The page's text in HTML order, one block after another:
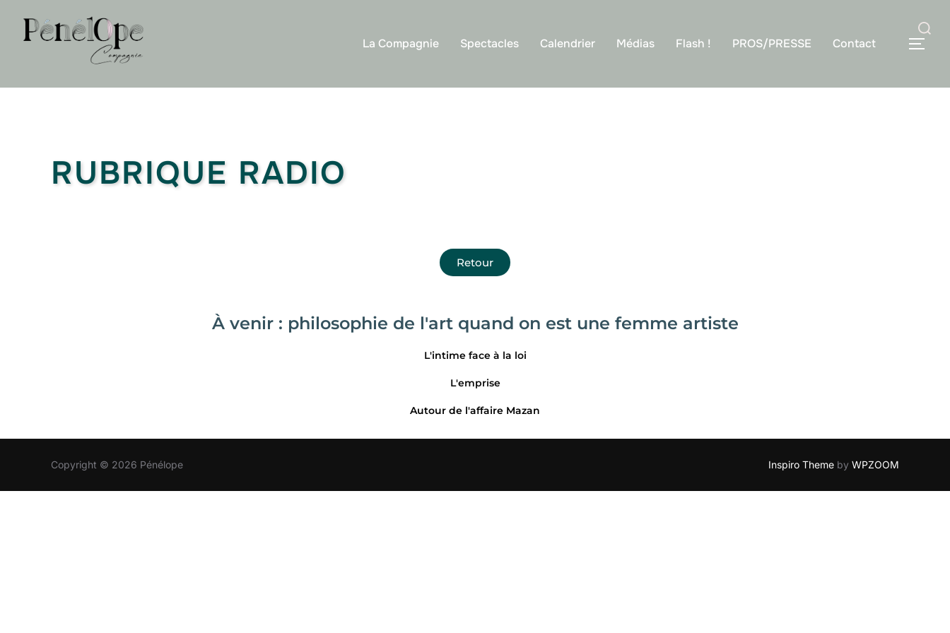
La Compagnie Spectacles Calendrier Médias Flash ! PROS/PRESSE Contact
RUBRIQUE RADIO
Retour
À venir : philosophie de l'art quand on est une femme artiste
L'intime face à la loi
L'emprise
Autour de l'affaire Mazan
Copyright © 2026 Pénélope Inspiro Theme by WPZOOM